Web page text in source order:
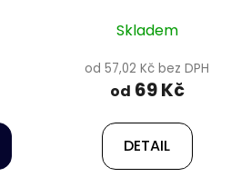
Skladem
od 57,02 Kč bez DPH
od 69 Kč
DETAIL